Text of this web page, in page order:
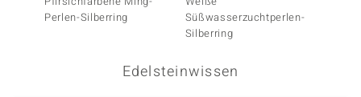
Perlen-Silberring
Süßwasserzuchtperlen-
Silberring
Edelsteinwissen